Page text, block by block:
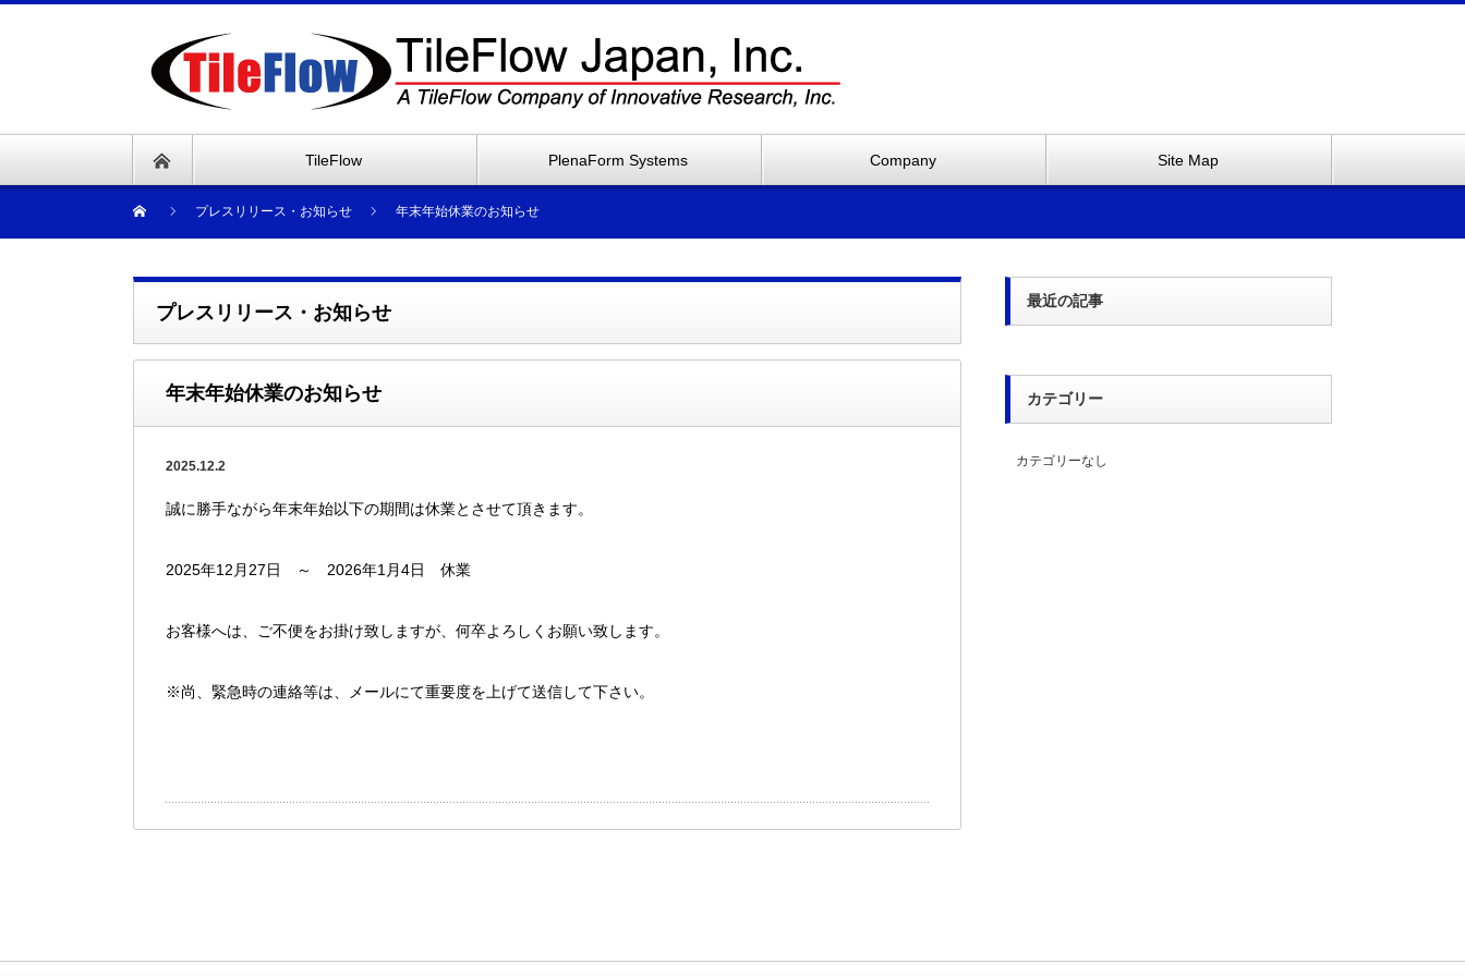
TileFlow PlenaForm Systems Company Site Map
プレスリリース・お知らせ 年末年始休業のお知らせ
プレスリリース・お知らせ
年末年始休業のお知らせ
2025.12.2
誠に勝手ながら年末年始以下の期間は休業とさせて頂きます。
2025年12月27日 ～ 2026年1月4日 休業
お客様へは、ご不便をお掛け致しますが、何卒よろしくお願い致します。
※尚、緊急時の連絡等は、メールにて重要度を上げて送信して下さい。
最近の記事
カテゴリー
カテゴリーなし